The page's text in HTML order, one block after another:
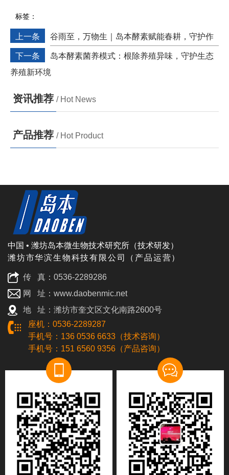
标签：
上一条
谷雨至，万物生｜岛本酵素赋能春耕，守护作
物好长势！
下一条
岛本酵素菌养模式：根除养殖异味，守护生态
养殖新环境
资讯推荐 / Hot News
产品推荐 / Hot Product
中国 • 潍坊岛本微生物技术研究所（技术研发）
潍坊市华滨生物科技有限公司（产品运营）
传 真：0536-2289286
网 址：www.daobenmic.net
地 址：潍坊市奎文区文化南路2600号
座机：0536-2289287
手机号：136 0536 6633（技术咨询）
手机号：151 6560 9356（产品咨询）